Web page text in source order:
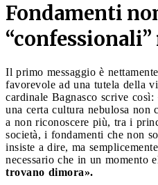
Fondamenti
Il primo messaggio è
favorevole ad una tutela della
cardinale Bagnasco scrive
una certa cultura nebulosa non
a non riconoscere più, tra i
società, i fondamenti che non
insiste a dire, ma
necessario che in un momento
trovano dimora».